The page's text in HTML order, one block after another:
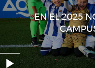
EN EL 2025